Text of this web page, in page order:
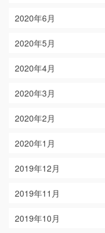
2020年6月
2020年5月
2020年4月
2020年3月
2020年2月
2020年1月
2019年12月
2019年11月
2019年10月